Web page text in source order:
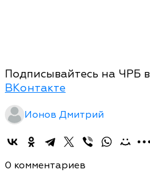
Подписывайтесь на ЧРБ в
ВКонтакте
Ионов Дмитрий
0 комментариев